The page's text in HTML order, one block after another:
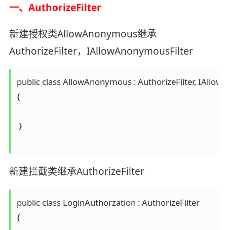
一、AuthorizeFilter
新建授权类AllowAnonymous继承
AuthorizeFilter，IAllowAnonymousFilter
public class AllowAnonymous : AuthorizeFilter,
{
}
新建拦截类继承AuthorizeFilter
public class LoginAuthorzation : AuthorizeFilter
{